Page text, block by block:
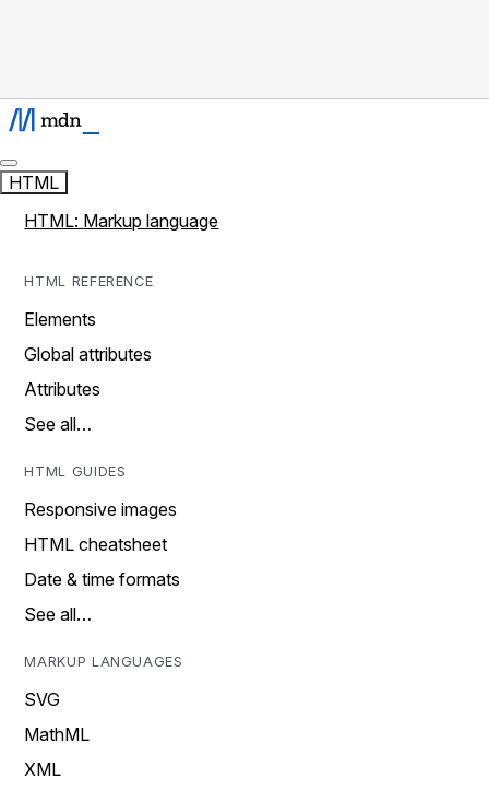
HTML
HTML: Markup language
HTML REFERENCE
Elements
Global attributes
Attributes
See all…
HTML GUIDES
Responsive images
HTML cheatsheet
Date & time formats
See all…
MARKUP LANGUAGES
SVG
MathML
XML